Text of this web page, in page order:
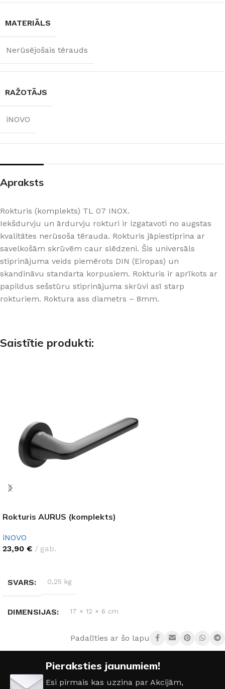
MATERIĀLS
Nerūsējošais tērauds
RAŽOTĀJS
iNOVO
Apraksts
Rokturis (komplekts) TL 07 INOX.
Iekšdurvju un ārdurvju rokturi ir izgatavoti no augstas
kvalitātes nerūsoša tērauda. Rokturis jāpiestiprina ar
savelkošām skrūvēm caur slēdzeni. Šis universāls
stiprinājuma veids piemērots DIN (Eiropas) un
skandināvu standarta korpusiem. Rokturis ir aprīkots ar
papildus sešstūru stiprinājuma skrūvi asī starp
rokturiem. Roktura ass diametrs – 8mm.
Saistītie produkti:
Rokturis AURUS (komplekts)
iNOVO
23,90 € gab.
SVARS 0,25 kg
DIMENSIJAS 17 × 12 × 6 cm
,Matēts hroms , Grafits , Melns
MATERIĀLS Cinks
Padalīties ar šo lapu:
Pieraksties jaunumiem!
Esi pirmais kas uzzina par Akcijām,